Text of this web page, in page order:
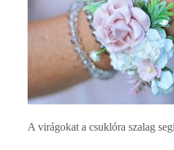
A virágokat a csuklóra szalag